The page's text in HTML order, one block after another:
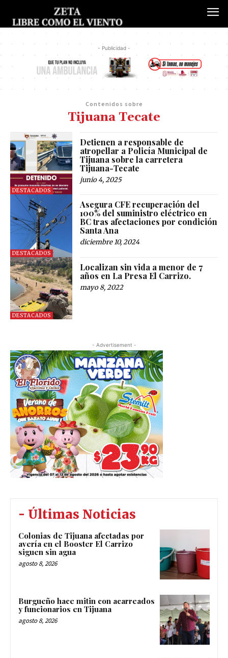
- Publicidad -
Contenidos sobre
Tijuana Tecate
DESTACADOS
Detienen a responsable de
atropellar a Policía Municipal de
Tijuana sobre la carretera
Tijuana-Tecate
junio 4, 2025
DESTACADOS
Asegura CFE recuperación del
100% del suministro eléctrico en
BC tras afectaciones por condición
Santa Ana
diciembre 10, 2024
DESTACADOS
Localizan sin vida a menor de 7
años en La Presa El Carrizo.
mayo 8, 2022
- Advertisement -
- Últimas Noticias
Colonias de Tijuana afectadas por
avería en el Booster El Carrizo
siguen sin agua
agosto 8, 2026
Burgueño hace mitin con acarreados
y funcionarios en Tijuana
agosto 8, 2026